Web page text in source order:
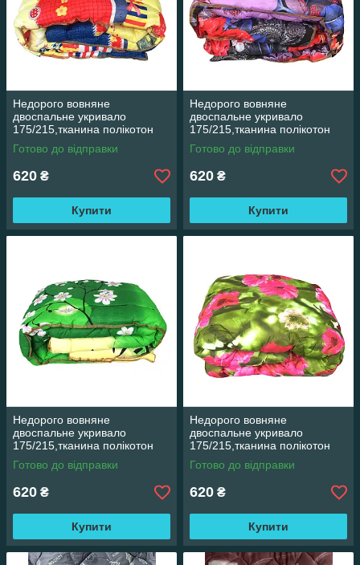
Недорого вовняне
двоспальне укривало
175/215,тканина полікотон
Готово до відправки
620 ₴
Купити
Недорого вовняне
двоспальне укривало
175/215,тканина полікотон
Готово до відправки
620 ₴
Купити
Недорого вовняне
двоспальне укривало
175/215,тканина полікотон
Готово до відправки
620 ₴
Купити
Недорого вовняне
двоспальне укривало
175/215,тканина полікотон
Готово до відправки
620 ₴
Купити